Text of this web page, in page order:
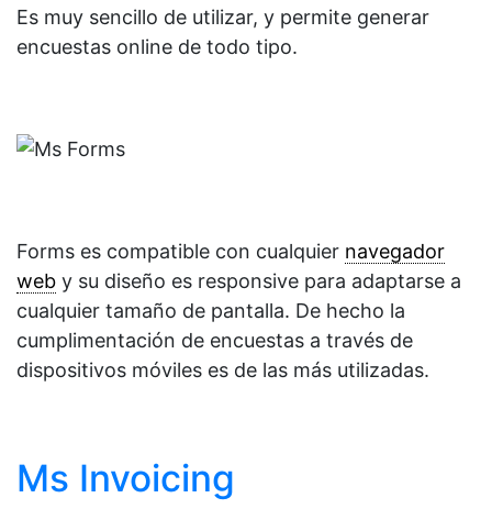
Es muy sencillo de utilizar, y permite generar
encuestas online de todo tipo.
Forms es compatible con cualquier navegador
web y su diseño es responsive para adaptarse a
cualquier tamaño de pantalla. De hecho la
cumplimentación de encuestas a través de
dispositivos móviles es de las más utilizadas.
Ms Invoicing